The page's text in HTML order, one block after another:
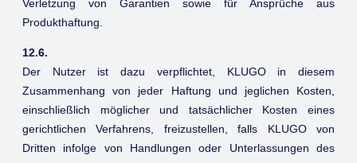
Verletzung von Garantien sowie für Ansprüche aus
Produkthaftung.
12.6.
Der Nutzer ist dazu verpflichtet, KLUGO in diesem
Zusammenhang von jeder Haftung und jeglichen Kosten,
einschließlich möglicher und tatsächlicher Kosten eines
gerichtlichen Verfahrens, freizustellen, falls KLUGO von
Dritten infolge von Handlungen oder Unterlassungen des